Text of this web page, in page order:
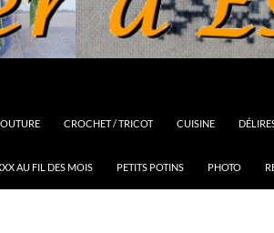
CROCHET / TRICOT CUISINE
AU FIL DES MOIS PETITS POTINS PHOTO